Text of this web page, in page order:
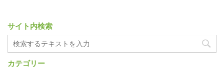
サイト内検索
カテゴリー